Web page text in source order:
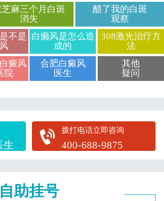
芝麻三个月白斑
消失
醋了我的白斑
观察
不是 白癞风是怎么造
成的
308激光治疗方
法
癜风
院
合肥白癜风
医生
其他
疑问
生
拨打电话立即咨询
400-688-9875
自助挂号